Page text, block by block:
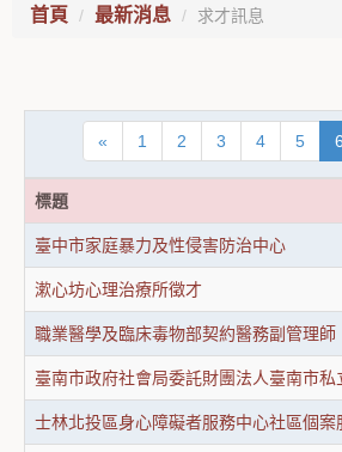
首頁 最新消息 求才訊息
« 1 2 3 4 5 6
標題
臺中市家庭暴力及性侵害防治中心
漱心坊心理治療所徵才
職業醫學及臨床毒物部契約醫務副管理師
臺南市政府社會局委託財團法人臺南市
士林北投區身心障礙者服務中心社區個案